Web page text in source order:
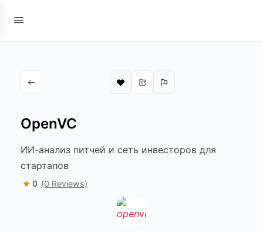
OpenVC
ИИ-анализ питчей и сеть инвесторов для
стартапов
0 (0 Reviews)